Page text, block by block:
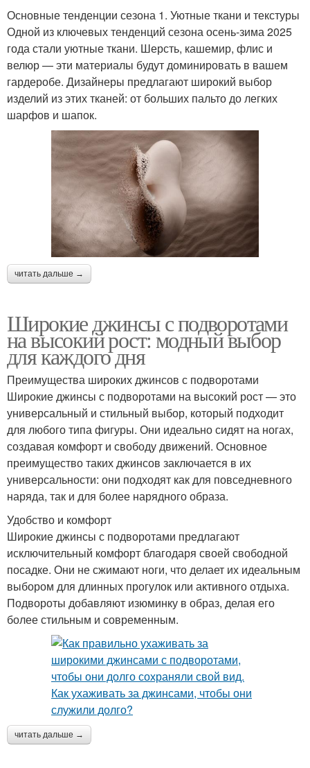
Основные тенденции сезона 1. Уютные ткани и текстуры
Одной из ключевых тенденций сезона осень-зима 2025
года стали уютные ткани. Шерсть, кашемир, флис и
велюр — эти материалы будут доминировать в вашем
гардеробе. Дизайнеры предлагают широкий выбор
изделий из этих тканей: от больших пальто до легких
шарфов и шапок.
читать дальше →
Широкие джинсы с подворотами
на высокий рост: модный выбор
для каждого дня
Преимущества широких джинсов с подворотами
Широкие джинсы с подворотами на высокий рост — это
универсальный и стильный выбор, который подходит
для любого типа фигуры. Они идеально сидят на ногах,
создавая комфорт и свободу движений. Основное
преимущество таких джинсов заключается в их
универсальности: они подходят как для повседневного
наряда, так и для более нарядного образа.
Удобство и комфорт
Широкие джинсы с подворотами предлагают
исключительный комфорт благодаря своей свободной
посадке. Они не сжимают ноги, что делает их идеальным
выбором для длинных прогулок или активного отдыха.
Подвороты добавляют изюминку в образ, делая его
более стильным и современным.
читать дальше →